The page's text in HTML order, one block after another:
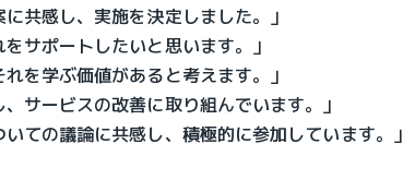
共感し、実施を決定しました。」
サポートしたいと思います。」
を学ぶ価値があると考えます。」
サービスの改善に取り組んでいます。」
ての議論に共感し、積極的に参加しています。」